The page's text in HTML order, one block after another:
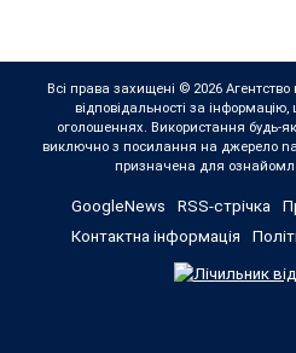
Всі права захищені © 2026
відповідальності за
оголошеннях. Використання будь-
виключно з посилання на джерело
призначена для
GoogleNews RSS-стрічка
Контактна інформація